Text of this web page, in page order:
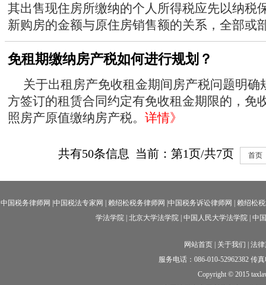
其出售现住房所缴纳的个人所得税应先以纳税
新购房的金额与原住房销售额的关系，全部或
免租期缴纳房产税如何进行规划？
关于出租房产免收租金期间房产税问题明
方签订的租赁合同约定有免收租金期限的，免
照房产原值缴纳房产税。 详情》
共有50条信息 当前：第1页/共7页 首页
中国税务律师网 中国税法专家网 赖绍松税务律师网 |中国税务诉讼律师网
赖绍松
学法学院 北京大学法学院| 中国人民大学法学院 中
网站首页 关于我们
法
服务电话：086-010-52962382 传
Copyright © 2015